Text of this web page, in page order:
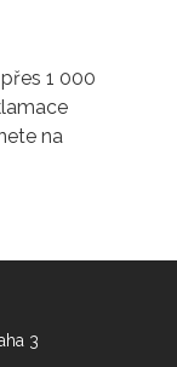
1 000
na
3